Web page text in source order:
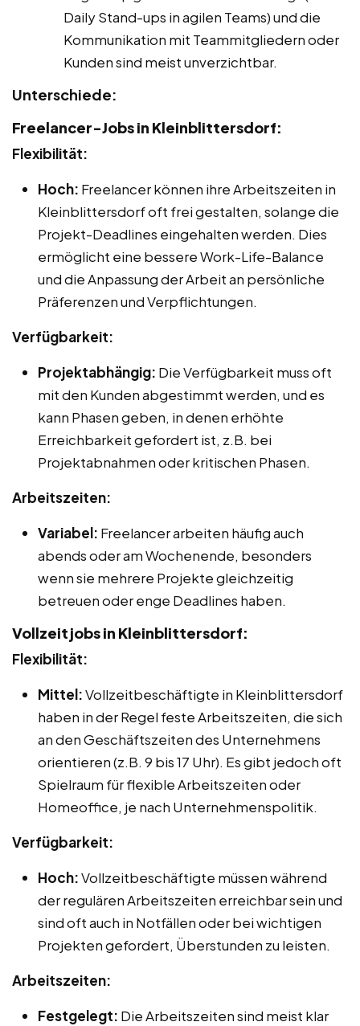
Daily Stand-ups in agilen Teams) und die
Kommunikation mit Teammitgliedern oder
Kunden sind meist unverzichtbar.
Unterschiede:
Freelancer-Jobs in Kleinblittersdorf:
Flexibilität:
Hoch: Freelancer können ihre Arbeitszeiten in
Kleinblittersdorf oft frei gestalten, solange die
Projekt-Deadlines eingehalten werden. Dies
ermöglicht eine bessere Work-Life-Balance
und die Anpassung der Arbeit an persönliche
Präferenzen und Verpflichtungen.
Verfügbarkeit:
Projektabhängig: Die Verfügbarkeit muss oft
mit den Kunden abgestimmt werden, und es
kann Phasen geben, in denen erhöhte
Erreichbarkeit gefordert ist, z.B. bei
Projektabnahmen oder kritischen Phasen.
Arbeitszeiten:
Variabel: Freelancer arbeiten häufig auch
abends oder am Wochenende, besonders
wenn sie mehrere Projekte gleichzeitig
betreuen oder enge Deadlines haben.
Vollzeitjobs in Kleinblittersdorf:
Flexibilität:
Mittel:Vollzeitbeschäftigte in Kleinblittersdorf
haben in der Regel feste Arbeitszeiten, die sich
an den Geschäftszeiten des Unternehmens
orientieren (z.B. 9 bis 17 Uhr). Es gibt jedoch oft
Spielraum für flexible Arbeitszeiten oder
Homeoffice, je nach Unternehmenspolitik.
Verfügbarkeit:
Hoch:Vollzeitbeschäftigte müssen während
der regulären Arbeitszeiten erreichbar sein und
sind oft auch in Notfällen oder bei wichtigen
Projekten gefordert, Überstunden zu leisten.
Arbeitszeiten:
Festgelegt: Die Arbeitszeiten sind meist klar